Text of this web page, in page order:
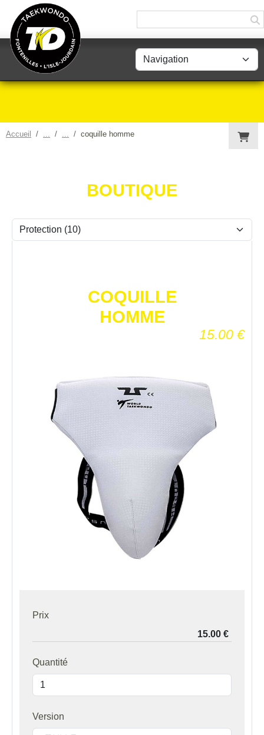
Accueil coquille homme
BOUTIQUE
COQUILLE
HOMME
15.00 €
Prix
Quantité
Version
Panneau de gestion des cookies